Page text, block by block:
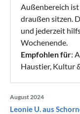
Außenbereich
draußen sitzen.
und jederzeit
Wochenende.
Empfohlen für:
Haustier, Kultur
August 2024
Leonie U. aus